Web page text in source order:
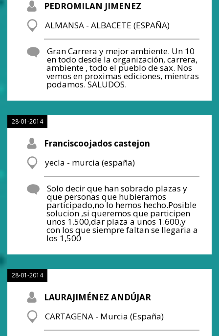
PEDROMILAN JIMENEZ
ALMANSA - ALBACETE (ESPAÑA)
Gran Carrera y mejor ambiente. Un 10
en todo desde la organización, carrera,
ambiente , todo el pueblo de sax. Nos
vemos en proximas ediciones, mientras
podamos. SALUDOS.
28-01-2014
Franciscoojados castejon
yecla - murcia (españa)
Solo decir que han sobrado plazas y
que personas que hubieramos
participado,no lo hemos hecho.Posible
solucion ,si queremos que participen
unos 1.500,dar plaza a unos 1.600,y
con los que siempre faltan se llegaria a
los 1,500
28-01-2014
LAURAJIMÉNEZ ANDÚJAR
CARTAGENA - Murcia (España)